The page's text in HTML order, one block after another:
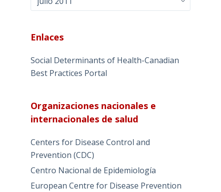
Enlaces
Social Determinants of Health-Canadian
Best Practices Portal
Organizaciones nacionales e
internacionales de salud
Centers for Disease Control and
Prevention (CDC)
Centro Nacional de Epidemiología
European Centre for Disease Prevention